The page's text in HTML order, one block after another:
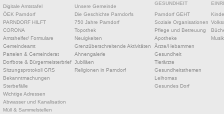
Digitale Amtstafel
ÖEK Parndorf
PARNDORF HILFT
CORONA
Amtshelfer/ Formulare
Gemeindeamt
Parteien & Gemeinderat
Dorfbote & Bürgermeisterbrief
Sitzungsprotokoll GRS
Bekanntmachungen
Sterbefälle
Wichtige Adressen
Abwasser und Kanalisation
Müll & Sammelstellen
Unsere Gemeinde
Die Geschichte Parndorfs
750 Jahre Parndorf
Topothek
Neuigkeiten
Grenzüberschreitende Aktivitäten
Ahnengalerie
Jubiläen
Religionen in Parndorf
GESUNDHEIT
Parndorf GEHT
Soziale Organisationen
Pflege und Betreuung
Apotheke
Ärzte/Hebammen
Gesundheit
Tierärzte
Gesundheitsthemen
Leihomas
Gesundes Dorf